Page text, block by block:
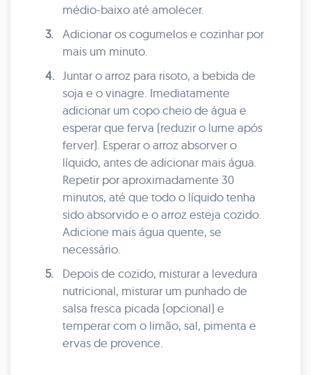
médio-baixo até amolecer.
3.
Adicionar os cogumelos e cozinhar por
mais um minuto.
4.
Juntar o arroz para risoto, a bebida de
soja e o vinagre. Imediatamente
adicionar um copo cheio de água e
esperar que ferva (reduzir o lume após
ferver). Esperar o arroz absorver o
líquido, antes de adicionar mais água.
Repetir por aproximadamente 30
minutos, até que todo o líquido tenha
sido absorvido e o arroz esteja cozido.
Adicione mais água quente, se
necessário.
5.
Depois de cozido, misturar a levedura
nutricional, misturar um punhado de
salsa fresca picada (opcional) e
temperar com o limão, sal, pimenta e
ervas de provence.